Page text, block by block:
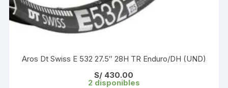
Aros Dt Swiss E 532 27.5″ 28H TR Enduro/DH (UND)
S/ 430.00
2 disponibles